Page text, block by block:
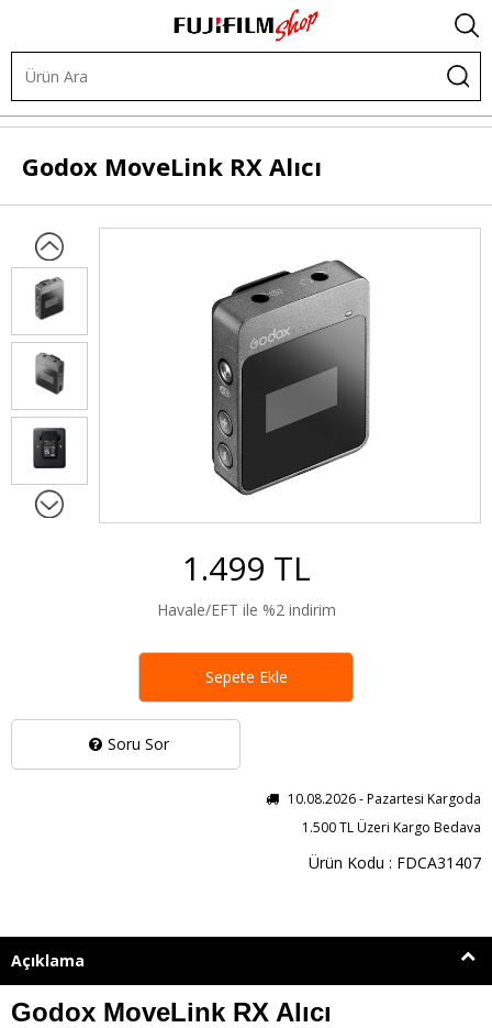
Yaka Mikrofonları
Godox MoveLink RX Alıcı
Soru Sor
1.499 TL
Havale/EFT ile %2 indirim
10.08.2026 - Pazartesi Kargoda
1.500 TL Üzeri Kargo Bedava
Ürün Kodu : FDCA31407
Sepete Ekle
Açıklama
Godox MoveLink RX Alıcı